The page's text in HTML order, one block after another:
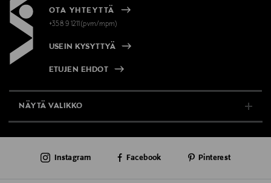
OTA YHTEYTTÄ
+358 9 1211(pvm/mpm)
USEIN KYSYTTYÄ
ETUJEN EHDOT
NÄYTÄ VALIKKO
AJANKOHTAISTA
Instagram Facebook Pinterest